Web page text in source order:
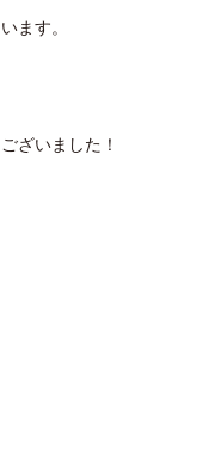
ます。
ざいました！